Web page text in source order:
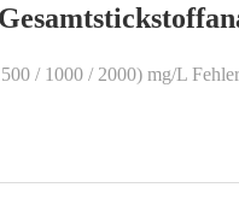
/ 1000 / 2000) mg/L